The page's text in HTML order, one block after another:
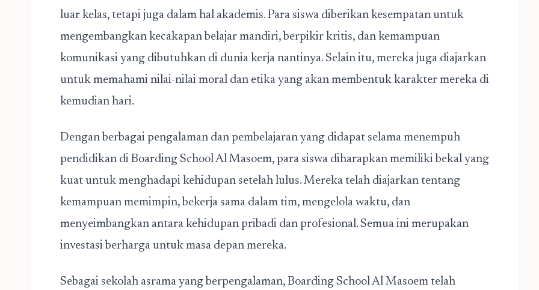
luar kelas, tetapi juga dalam hal akademis. Para siswa diberikan kesempatan untuk
mengembangkan kecakapan belajar mandiri, berpikir kritis, dan kemampuan
komunikasi yang dibutuhkan di dunia kerja nantinya. Selain itu, mereka juga diajarkan
untuk memahami nilai-nilai moral dan etika yang akan membentuk karakter mereka di
kemudian hari.
Dengan berbagai pengalaman dan pembelajaran yang didapat selama menempuh
pendidikan di Boarding School Al Masoem, para siswa diharapkan memiliki bekal yang
kuat untuk menghadapi kehidupan setelah lulus. Mereka telah diajarkan tentang
kemampuan memimpin, bekerja sama dalam tim, mengelola waktu, dan
menyeimbangkan antara kehidupan pribadi dan profesional. Semua ini merupakan
investasi berharga untuk masa depan mereka.
Sebagai sekolah asrama yang berpengalaman, Boarding School Al Masoem telah